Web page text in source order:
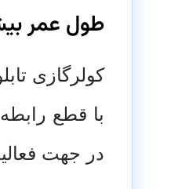
طول عمر
کولرگازی
با قطع
در جهت